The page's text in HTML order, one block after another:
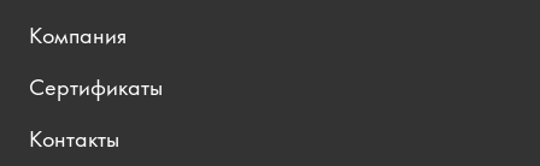
Компания
Сертификаты
Контакты